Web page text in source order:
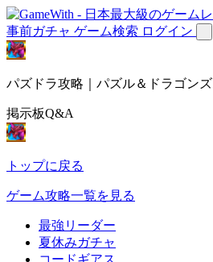
事前ガチャ ゲーム検索 ログイン
パズドラ攻略｜パズル＆ドラゴンズ
掲示板Q&A
トップに戻る
ゲーム攻略一覧を見る
最強リーダー
夏休みガチャ
コードギアス